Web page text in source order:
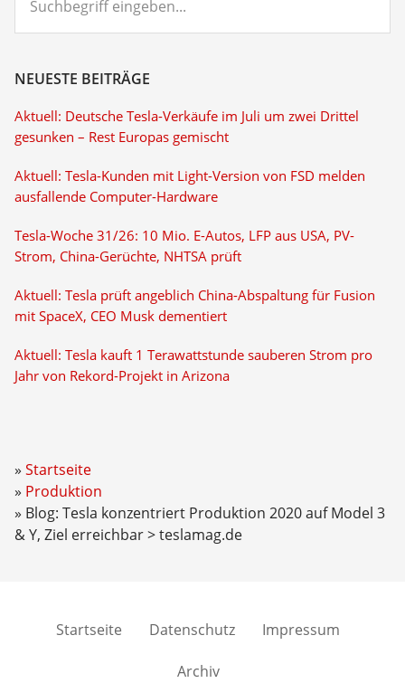
eingeben...
NEUESTE BEITRÄGE
Aktuell: Deutsche Tesla-Verkäufe im Juli um zwei Drittel
gesunken – Rest Europas gemischt
Aktuell: Tesla-Kunden mit Light-Version von FSD melden
ausfallende Computer-Hardware
Tesla-Woche 31/26: 10 Mio. E-Autos, LFP aus USA, PV-
Strom, China-Gerüchte, NHTSA prüft
Aktuell: Tesla prüft angeblich China-Abspaltung für Fusion
mit SpaceX, CEO Musk dementiert
Aktuell: Tesla kauft 1 Terawattstunde sauberen Strom pro
Jahr von Rekord-Projekt in Arizona
Startseite
Produktion
Blog: Tesla konzentriert Produktion 2020 auf Model 3
& Y, Ziel erreichbar > teslamag.de
Startseite Datenschutz Impressum
Archiv